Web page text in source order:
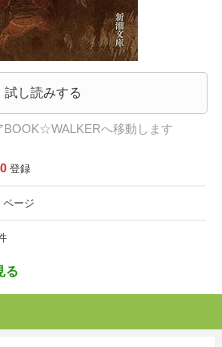
試し読みする
BOOK☆WALKERへ移動します
登録
ページ
る